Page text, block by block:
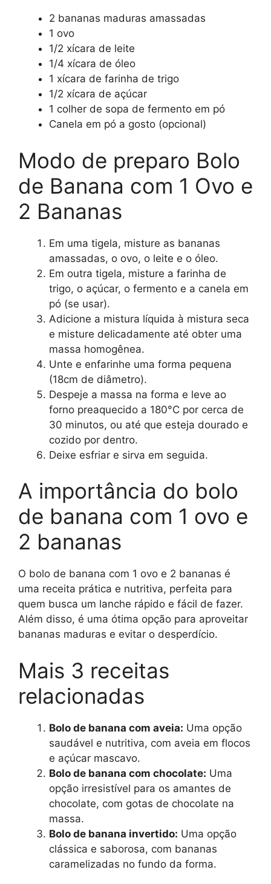
2 bananas maduras amassadas
1 ovo
1/2 xícara de leite
1/4 xícara de óleo
1 xícara de farinha de trigo
1/2 xícara de açúcar
1 colher de sopa de fermento em pó
Canela em pó a gosto (opcional)
Modo de preparo Bolo
de Banana com 1 Ovo e
2 Bananas
Em uma tigela, misture as bananas
amassadas, o ovo, o leite e o óleo.
Em outra tigela, misture a farinha de
trigo, o açúcar, o fermento e a canela em
pó (se usar).
Adicione a mistura líquida à mistura seca
e misture delicadamente até obter uma
massa homogênea.
Unte e enfarinhe uma forma pequena
(18cm de diâmetro).
Despeje a massa na forma e leve ao
forno preaquecido a 180°C por cerca de
30 minutos, ou até que esteja dourado e
cozido por dentro.
Deixe esfriar e sirva em seguida.
A importância do bolo
de banana com 1 ovo e
2 bananas
O bolo de banana com 1 ovo e 2 bananas é
uma receita prática e nutritiva, perfeita para
quem busca um lanche rápido e fácil de fazer.
Além disso, é uma ótima opção para aproveitar
bananas maduras e evitar o desperdício.
Mais 3 receitas
relacionadas
Bolo de banana com aveia: Uma opção
saudável e nutritiva, com aveia em flocos
e açúcar mascavo.
Bolo de banana com chocolate: Uma
opção irresistível para os amantes de
chocolate, com gotas de chocolate na
massa.
Bolo de banana invertido: Uma opção
clássica e saborosa, com bananas
caramelizadas no fundo da forma.